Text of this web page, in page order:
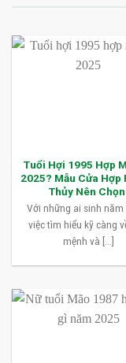
Tuổi Hợi 1995 Hợp
2025? Mẫu Cửa Hợp
Thủy Nên Chọn
Với những ai sinh năm
việc tìm hiểu kỹ càng
mệnh và [...]